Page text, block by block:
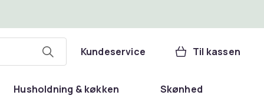
Kundeservice Til kassen
Husholdning & køkken Skønhed